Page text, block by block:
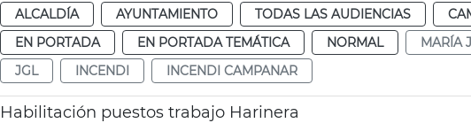
ALCALDÍA AYUNTAMIENTO TODAS LAS AUDIENCIAS
EN PORTADA
EN PORTADA TEMÁTICA NORMAL MARÍA
JGL
INCENDI INCENDI CAMPANAR
Habilitación puestos trabajo Harinera